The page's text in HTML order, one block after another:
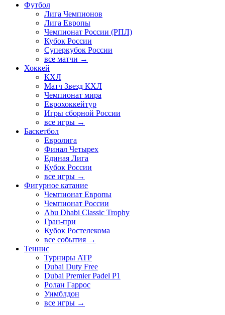
Футбол
Лига Чемпионов
Лига Европы
Чемпионат России (РПЛ)
Кубок России
Суперкубок России
все матчи →
Хоккей
КХЛ
Матч Звезд КХЛ
Чемпионат мира
Еврохоккейтур
Игры сборной России
все игры →
Баскетбол
Евролига
Финал Четырех
Единая Лига
Кубок России
все игры →
Фигурное катание
Чемпионат Европы
Чемпионат России
Abu Dhabi Classic Trophy
Гран-при
Кубок Ростелекома
все события →
Теннис
Турниры ATP
Dubai Duty Free
Dubai Premier Padel P1
Ролан Гаррос
Уимблдон
все игры →